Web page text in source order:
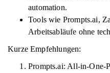
automation.
Tools wie Prompts.ai,
Arbeitsabläufe ohne
Kurze Empfehlungen:
Prompts.ai: All-in-One-